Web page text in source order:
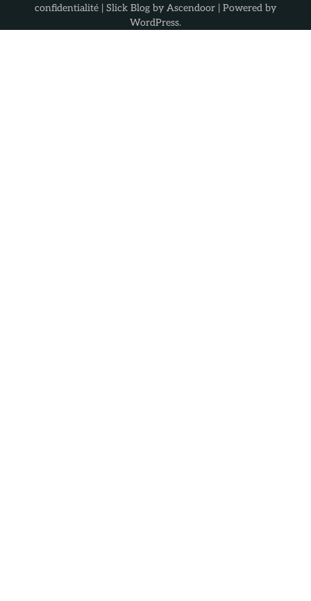
confidentialité | Slick Blog by Ascendoor | Powered by
WordPress.